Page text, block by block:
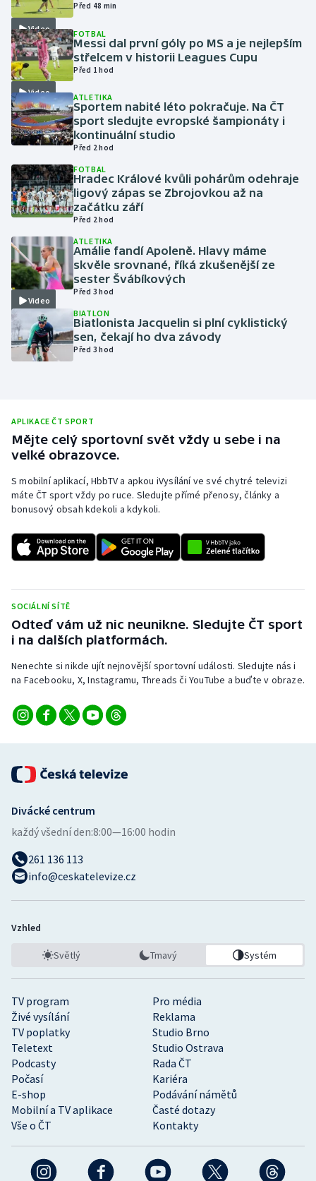
Jezdectví
Judo
Krasobruslení
Lezení
Lyže a snowboard
Moderní pětiboj
Motorsport
Olympijské hry
Parasport
Plavání
Plážový volejbal
Rychlobruslení
Rychlostní kanoistika
Short track
Stolní tenis
Triatlon
Veslování
Vodní slalom
Ostatní
Video
Před 48 min
Video
FOTBAL
Messi dal první góly po MS a je nejlepším
střelcem v historii Leagues Cupu
Před 1 hod
ATLETIKA
Sportem nabité léto pokračuje. Na ČT
sport sledujte evropské šampionáty i
kontinuální studio
Před 2 hod
FOTBAL
Hradec Králové kvůli pohárům odehraje
ligový zápas se Zbrojovkou až na
začátku září
Před 2 hod
Video
ATLETIKA
Amálie fandí Apoleně. Hlavy máme
skvěle srovnané, říká zkušenější ze
sester Švábíkových
Před 3 hod
BIATLON
Biatlonista Jacquelin si plní cyklistický
sen, čekají ho dva závody
Před 3 hod
APLIKACE ČT SPORT
Mějte celý sportovní svět vždy u sebe i na
velké obrazovce.
S mobilní aplikací, HbbTV a apkou iVysílání ve své chytré televizi
máte ČT sport vždy po ruce. Sledujte přímé přenosy, články a
bonusový obsah kdekoli a kdykoli.
SOCIÁLNÍ SÍTĚ
Odteď vám už nic neunikne. Sledujte ČT sport
i na dalších platformách.
Nenechte si nikde ujít nejnovější sportovní události. Sledujte nás i
na Facebooku, X, Instagramu, Threads či YouTube a buďte v obraze.
TV program
Pro média
Živé vysílání
Reklama
TV poplatky
Studio Brno
Teletext
Studio Ostrava
Podcasty
Rada ČT
Počasí
Kariéra
E-shop
Podávání námětů
Mobilní a TV aplikace
Časté dotazy
Vše o ČT
Kontakty
Divácké centrum
každý všední den:8:00—16:00 hodin
261 136 113
info@ceskatelevize.cz
Vzhled
Světlý Tmavý Systém